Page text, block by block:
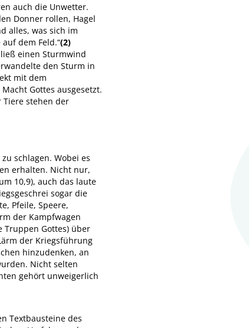
auch die Unwetter.
Donner rollen, Hagel
alles, was sich im
dem Feld.“(2)
einen Sturmwind
den Sturm in
mit dem
Gottes ausgesetzt.
Tiere stehen der
schlagen. Wobei es
erhalten. Nicht nur,
10,9), auch das laute
sogar die
Pfeile, Speere,
der Kampfwagen
Truppen Gottes) über
der Kriegsführung
hinzudenken, an
Nicht selten
gehört unweigerlich
Textbausteine des